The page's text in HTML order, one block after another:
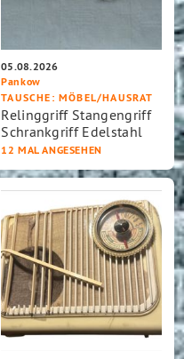
05.08.2026
Pankow
TAUSCHE: MÖBEL/HAUSRAT
Relinggriff Stangengriff
Schrankgriff Edelstahl
12 MAL ANGESEHEN